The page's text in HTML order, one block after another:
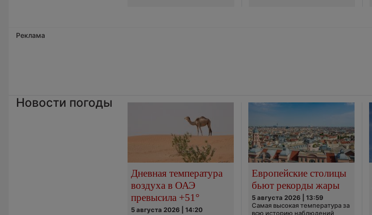
Реклама
Новости погоды
Дневная температура
воздуха в ОАЭ
превысила +51°
5 августа 2026 | 14:20
Европейские столицы
бьют рекорды жары
5 августа 2026 | 13:59
Самая высокая температура за
всю историю наблюдений